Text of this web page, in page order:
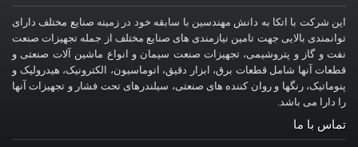
این شرکت با اتکا به دانش مهندسین با سابقه خود در زمینه صنایع مختلف دارای
توانمندی بالایی جهت تامین نیازمندی های صنایع مختلف از جمله تجهیزات صنعت
نفت و گاز و پتروشیمی، تجهیزات صنعت سیمان و انواع ماشین آلات صنعتی و
قطعات آنها شامل قطعات برق، ابزار دقیق، اتوماسیون، الکترونیک، هیدرولیک و
پنوماتیک، رنگها و روان کننده های صنعتی، سیلندرهای تحت فشار و تجهیزات آنها
را دارا می باشد.
تماس با ما